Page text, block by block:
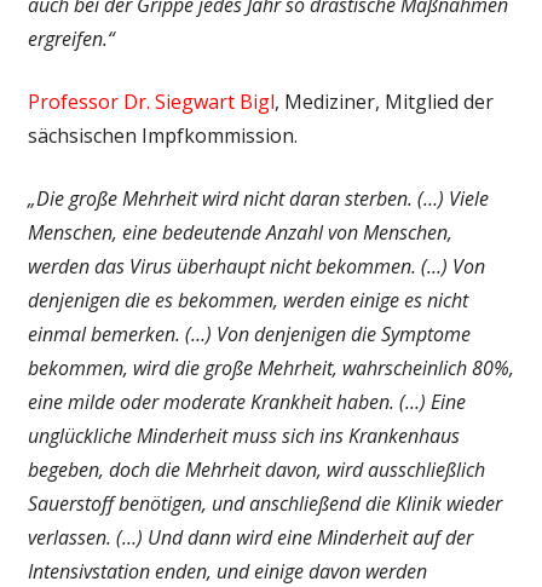
ergreifen.“
Professor Dr. Siegwart Bigl, Mediziner, Mitglied der
sächsischen Impfkommission.
„Die große Mehrheit wird nicht daran sterben. (…) Viele
Menschen, eine bedeutende Anzahl von Menschen,
werden das Virus überhaupt nicht bekommen. (…) Von
denjenigen die es bekommen, werden einige es nicht
einmal bemerken. (…) Von denjenigen die Symptome
bekommen, wird die große Mehrheit, wahrscheinlich 80%,
eine milde oder moderate Krankheit haben. (…) Eine
unglückliche Minderheit muss sich ins Krankenhaus
begeben, doch die Mehrheit davon, wird ausschließlich
Sauerstoff benötigen, und anschließend die Klinik wieder
verlassen. (…) Und dann wird eine Minderheit auf der
Intensivstation enden, und einige davon werden